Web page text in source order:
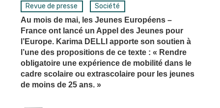
Revue de presse
Société
Au mois de mai, les Jeunes Européens –
France ont lancé un Appel des Jeunes pour
l’Europe. Karima DELLI apporte son soutien à
l’une des propositions de ce texte : « Rendre
obligatoire une expérience de mobilité dans le
cadre scolaire ou extrascolaire pour les jeunes
de moins de 25 ans. »